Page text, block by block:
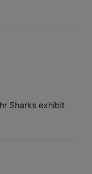
paying extra
who went to
Complete waste
Sharks exhibit